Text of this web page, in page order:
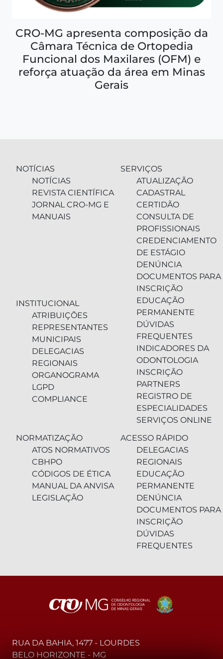
CRO-MG apresenta composição da
Câmara Técnica de Ortopedia
Funcional dos Maxilares (OFM) e
reforça atuação da área em Minas
Gerais
NOTÍCIAS
NOTÍCIAS
REVISTA CIENTÍFICA
JORNAL CRO-MG E
MANUAIS
INSTITUCIONAL
ATRIBUIÇÕES
REPRESENTANTES
MUNICIPAIS
DELEGACIAS
REGIONAIS
ORGANOGRAMA
LGPD
COMPLIANCE
SERVIÇOS
ATUALIZAÇÃO
CADASTRAL
CERTIDÃO
CONSULTA DE
PROFISSIONAIS
CREDENCIAMENTO
DE ESTÁGIO
DENÚNCIA
DOCUMENTOS PARA
INSCRIÇÃO
EDUCAÇÃO
PERMANENTE
DÚVIDAS
FREQUENTES
INDICADORES DA
ODONTOLOGIA
INSCRIÇÃO
PARTNERS
REGISTRO DE
ESPECIALIDADES
SERVIÇOS ONLINE
NORMATIZAÇÃO
ATOS NORMATIVOS
CBHPO
CÓDIGOS DE ÉTICA
MANUAL DA ANVISA
LEGISLAÇÃO
ACESSO RÁPIDO
DELEGACIAS
REGIONAIS
EDUCAÇÃO
PERMANENTE
DENÚNCIA
DOCUMENTOS PARA
INSCRIÇÃO
DÚVIDAS
FREQUENTES
RUA DA BAHIA, 1477 - LOURDES
BELO HORIZONTE - MG